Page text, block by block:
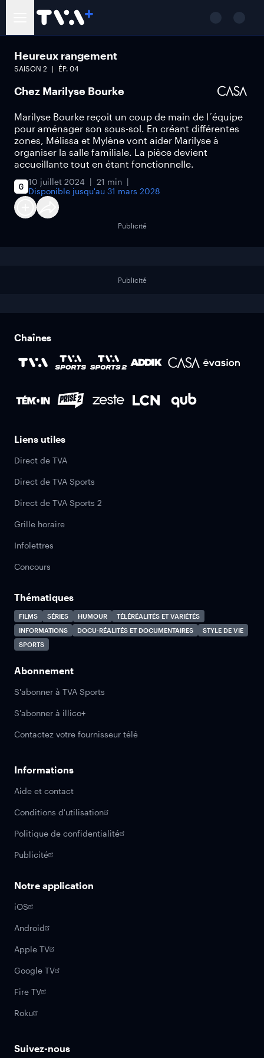
Heureux rangement
SAISON 2 ÉP. 04
Chez Marilyse Bourke
Marilyse Bourke reçoit un coup de main de l´équipe
pour aménager son sous-sol. En créant différentes
zones, Mélissa et Mylène vont aider Marilyse à
organiser la salle familiale. La pièce devient
accueillante tout en étant fonctionnelle.
10 juillet 2024
21 min
Disponible jusqu'au 31 mars 2028
Publicité
Publicité
Chaînes
Liens utiles
Direct de TVA
Direct de TVA Sports
Direct de TVA Sports 2
Grille horaire
Infolettres
Concours
Thématiques
FILMS SÉRIES HUMOUR
TÉLÉRÉALITÉS ET VARIÉTÉS
INFORMATIONS
DOCU-RÉALITÉS ET DOCUMENTAIRES
STYLE DE VIE
SPORTS
Abonnement
S'abonner à TVA Sports
S'abonner à illico+
Contactez votre fournisseur télé
Informations
Aide et contact
Conditions d'utilisation
Politique de confidentialité
Publicité
Notre application
iOS
Android
Apple TV
Google TV
Fire TV
Roku
Suivez-nous